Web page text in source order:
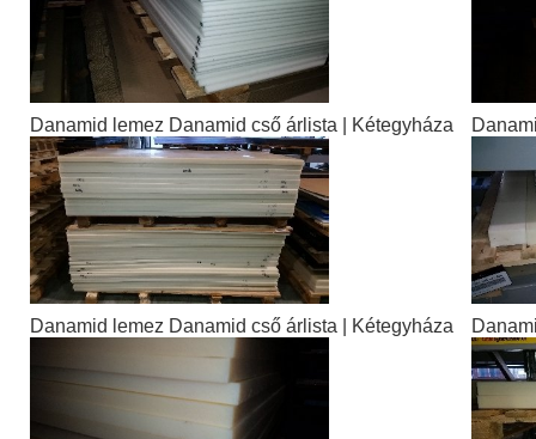
Danamid lemez Danamid cső árlista | Kétegyháza
Danamid lemez Danamid cső árlista | Kétegyháza